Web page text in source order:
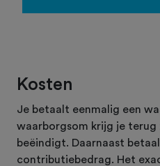
Kosten
Je betaalt eenmalig een
waarborgsom krijg je
beëindigt. Daarnaast
contributiebedrag. Het